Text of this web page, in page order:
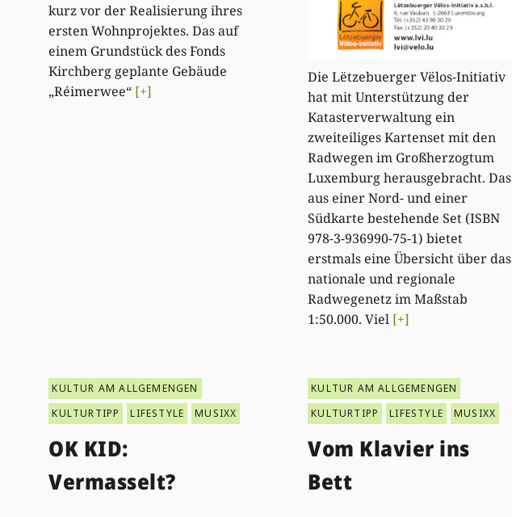
kurz vor der Realisierung ihres
ersten Wohnprojektes. Das auf
einem Grundstück des Fonds
Kirchberg geplante Gebäude
„Réimerwee“ [+]
Die Lëtzebuerger Vëlos-Initiativ
hat mit Unterstützung der
Katasterverwaltung ein
zweiteiliges Kartenset mit den
Radwegen im Großherzogtum
Luxemburg herausgebracht. Das
aus einer Nord- und einer
Südkarte bestehende Set (ISBN
978-3-936990-75-1) bietet
erstmals eine Übersicht über das
nationale und regionale
Radwegenetz im Maßstab
1:50.000. Viel [+]
KULTUR AM ALLGEMENGEN
KULTURTIPP
LIFESTYLE MUSIXX
OK KID:
Vermasselt?
KULTUR AM ALLGEMENGEN
KULTURTIPP
LIFESTYLE MUSIXX
Vom Klavier ins
Bett